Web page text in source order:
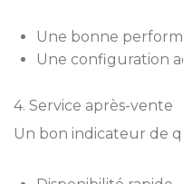
Une bonne
Une configuration
4. Service après-vente
Un bon indicateur de